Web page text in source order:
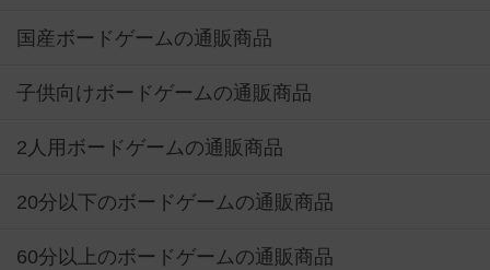
国産ボードゲームの通販商品
子供向けボードゲームの通販商品
2人用ボードゲームの通販商品
20分以下のボードゲームの通販商品
60分以上のボードゲームの通販商品